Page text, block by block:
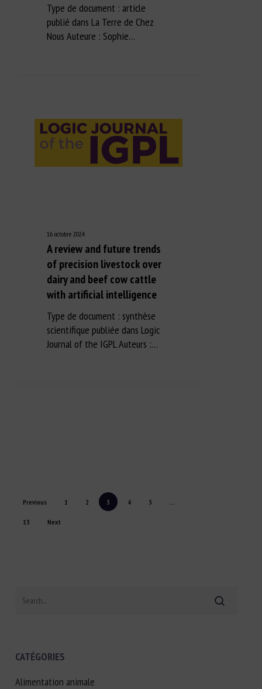
Type de document : article
publié dans La Terre de Chez
Nous Auteure : Sophie…
16 octobre 2024
A review and future trends
of precision livestock over
dairy and beef cow cattle
with artificial intelligence
Type de document : synthèse
scientifique publiée dans Logic
Journal of the IGPL Auteurs :…
Previous 1 2 3 4 5 …
13 Next
CATÉGORIES
Alimentation animale